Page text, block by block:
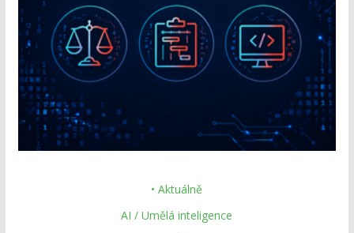
• Aktuálně
AI / Umělá inteligence